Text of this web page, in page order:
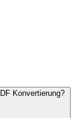
Konvertierung?